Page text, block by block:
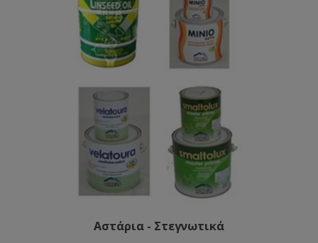
Αστάρια - Στεγνωτικά